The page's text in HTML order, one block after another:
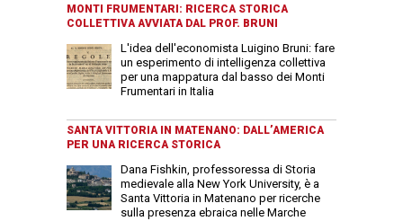
MONTI FRUMENTARI: RICERCA STORICA
COLLETTIVA AVVIATA DAL PROF. BRUNI
L'idea dell'economista Luigino Bruni: fare
un esperimento di intelligenza collettiva
per una mappatura dal basso dei Monti
Frumentari in Italia
SANTA VITTORIA IN MATENANO: DALL’AMERICA
PER UNA RICERCA STORICA
Dana Fishkin, professoressa di Storia
medievale alla New York University, è a
Santa Vittoria in Matenano per ricerche
sulla presenza ebraica nelle Marche